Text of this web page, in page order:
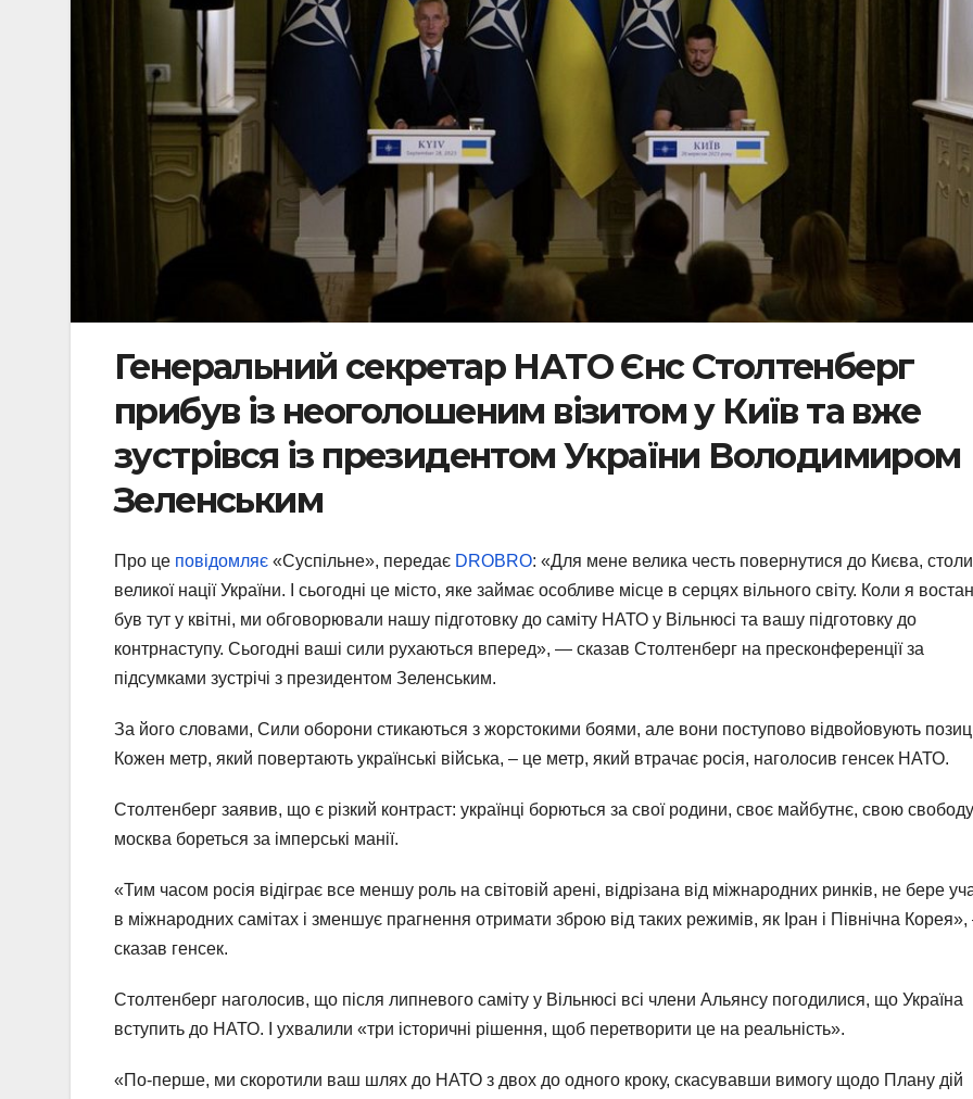
Генеральний секретар НАТО Єнс Столтенберг
прибув із неоголошеним візитом у Київ та вже
зустрівся із президентом України Володимиром
Зеленським
Про це повідомляє «Суспільне», передає DROBRO: «Для мене велика честь повернутися до Києва,
великої нації України. І сьогодні це місто, яке займає особливе місце в серцях вільного світу. Коли я
був тут у квітні, ми обговорювали нашу підготовку до саміту НАТО у Вільнюсі та вашу підготовку до
контрнаступу. Сьогодні ваші сили рухаються вперед», — сказав Столтенберг на пресконференції за
підсумками зустрічі з президентом Зеленським.
За його словами, Сили оборони стикаються з жорстокими боями, але вони поступово відвойовують
Кожен метр, який повертають українські війська, – це метр, який втрачає росія, наголосив генсек НАТО.
Столтенберг заявив, що є різкий контраст: українці борються за свої родини, своє майбутнє, свою
москва бореться за імперські манії.
«Тим часом росія відіграє все меншу роль на світовій арені, відрізана від міжнародних ринків, не бере
в міжнародних самітах і зменшує прагнення отримати зброю від таких режимів, як Іран і Північна
сказав генсек.
Столтенберг наголосив, що після липневого саміту у Вільнюсі всі члени Альянсу погодилися, що Україна
вступить до НАТО. І ухвалили «три історичні рішення, щоб перетворити це на реальність».
«По-перше, ми скоротили ваш шлях до НАТО з двох до одного кроку, скасувавши вимогу щодо Плану дій